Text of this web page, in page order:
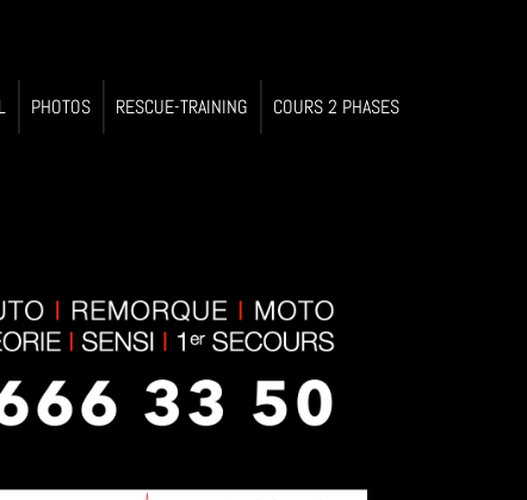
PHOTOS RESCUE-TRAINING COURS 2 PHASES